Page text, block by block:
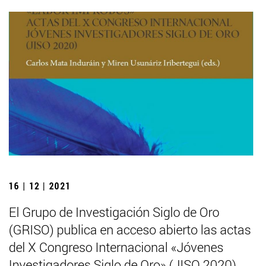
16 | 12 | 2021
El Grupo de Investigación Siglo de Oro
(GRISO) publica en acceso abierto las actas
del X Congreso Internacional «Jóvenes